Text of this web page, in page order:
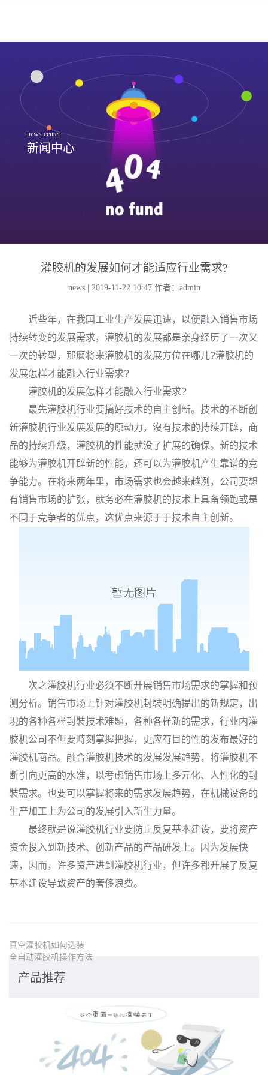
news center
新闻中心
灌胶机的发展如何才能适应行业需求?
news | 2019-11-22 10:47 作者：admin
近些年，在我国工业生产发展迅速，以便融入销售市场
持续转变的发展需求，灌胶机的发展都是亲身经历了一次又
一次的转型，那麼将来灌胶机的发展方位在哪儿?灌胶机的
发展怎样才能融入行业需求?
灌胶机的发展怎样才能融入行业需求?
最先灌胶机行业要搞好技术的自主创新。技术的不断创
新灌胶机行业发展发展的原动力，沒有技术的持续开辟，商
品的持续升級，灌胶机的性能就没了扩展的确保。新的技术
能够为灌胶机开辟新的性能，还可以为灌胶机产生靠谱的竞
争能力。在将来两年里，市场需求也会越来越冽，公司要想
有销售市场的扩张，就务必在灌胶机的技术上具备领跑或是
不同于竞争者的优点，这优点来源于于技术自主创新。
次之灌胶机行业必须不断开展销售市场需求的掌握和预
测分析。销售市场上针对灌胶机封裝明确提出的新规定，出
現的各种各样封裝技术难题，各种各样新的需求，行业内灌
胶机公司不但要時刻掌握把握，更应有目的性的发布最好的
灌胶机商品。融合灌胶机技术的发展发展趋势，将灌胶机不
断引向更高的水准，以考虑销售市场上多元化、人性化的封
裝需求。也要可以掌握将来的需求发展趋势，在机械设备的
生产加工上为公司的发展引入新生力量。
最终就是说灌胶机行业要防止反复基本建设，要将资产
资金投入到新技术、创新产品的产品研发上。因为发展快
速，因而，许多资产进到灌胶机行业，但许多都开展了反复
基本建设导致资产的奢侈浪费。
真空灌胶机如何选装
全自动灌胶机操作方法
产品推荐